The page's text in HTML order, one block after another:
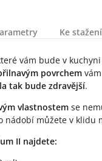
Ke stažení
vám bude v
povrchem
tak bude zdravější.
vlastnostem se
nádobí můžete v klidu
II najdete: